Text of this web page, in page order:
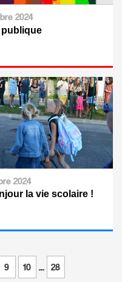
2024
2024
la vie scolaire !
9 10 ... 28